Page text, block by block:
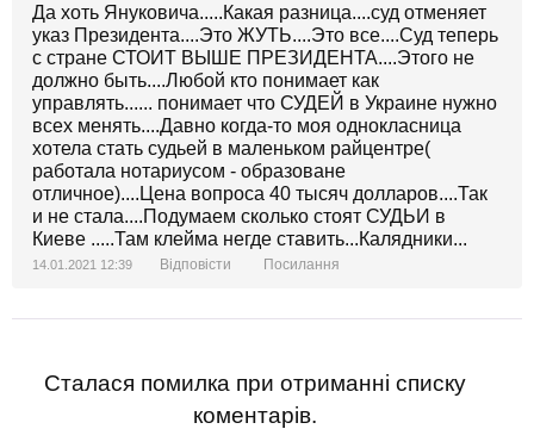
Да хоть Януковича.....Какая разница....суд отменяет
указ Президента....Это ЖУТЬ....Это все....Суд теперь
с стране СТОИТ ВЫШЕ ПРЕЗИДЕНТА....Этого не
должно быть....Любой кто понимает как
управлять...... понимает что СУДЕЙ в Украине нужно
всех менять....Давно когда-то моя однокласница
хотела стать судьей в маленьком райцентре(
работала нотариусом - образоване
отличное)....Цена вопроса 40 тысяч долларов....Так
и не стала....Подумаем сколько стоят СУДЬИ в
Киеве .....Там клейма негде ставить...Калядники...
14.01.2021 12:39 Відповісти Посилання
Сталася помилка при отриманні списку
коментарів.